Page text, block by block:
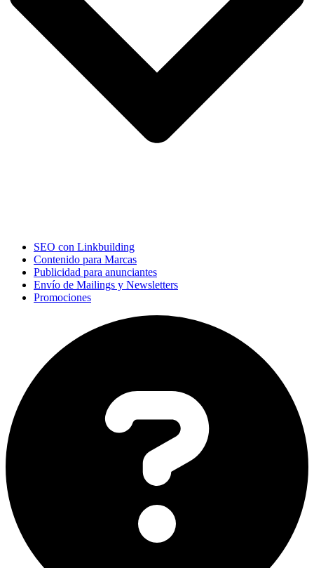
SEO con Linkbuilding
Contenido para Marcas
Publicidad para anunciantes
Envío de Mailings y Newsletters
Promociones